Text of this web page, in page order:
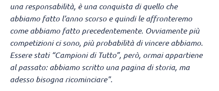
una responsabilità, è una conquista di quello che
abbiamo fatto l’anno scorso e quindi le affronteremo
come abbiamo fatto precedentemente. Ovviamente più
competizioni ci sono, più probabilità di vincere abbiamo.
Essere stati “Campioni di Tutto”, però, ormai appartiene
al passato: abbiamo scritto una pagina di storia, ma
adesso bisogna ricominciare".